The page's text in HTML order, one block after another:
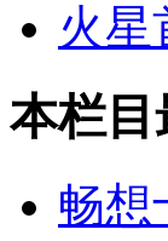
火星
本栏目
畅想